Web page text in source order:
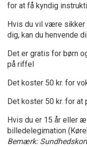
for at få kyndig
Hvis du vil være sikker
dig, kan du henvende
Det er gratis for børn
på riffel
Det koster 50 kr. for
Det koster 50 kr. for
Hvis du er 15 år eller
billedelegimation
Bemærk: